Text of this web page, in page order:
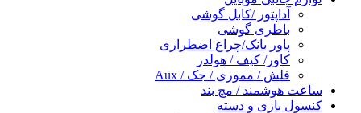
آداپتور /کابل گوشی
باطری گوشی
پاور بانک/چراغ اضطراری
کاور/ کیف / هولدر
فلش / مموری / جک / Aux
ساعت هوشمند / مچ بند
کنسول بازی و دسته